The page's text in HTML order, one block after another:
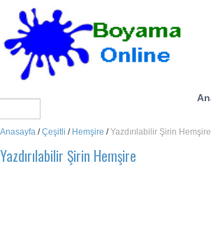
Anasayfa /Çeşitli / Hemşire /Yazdırılabilir Şirin Hemşire
Yazdırılabilir Şirin Hemşire